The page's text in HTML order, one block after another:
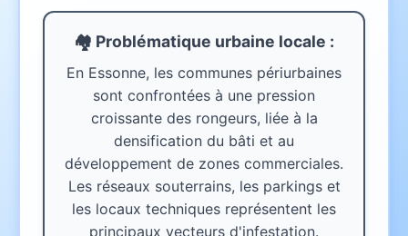
🏘️ Problématique urbaine locale :
En Essonne, les communes périurbaines
sont confrontées à une pression
croissante des rongeurs, liée à la
densification du bâti et au
développement de zones commerciales.
Les réseaux souterrains, les parkings et
les locaux techniques représentent les
principaux vecteurs d'infestation.